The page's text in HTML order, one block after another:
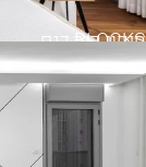
חיפוי קיר דגם
BLOCKS